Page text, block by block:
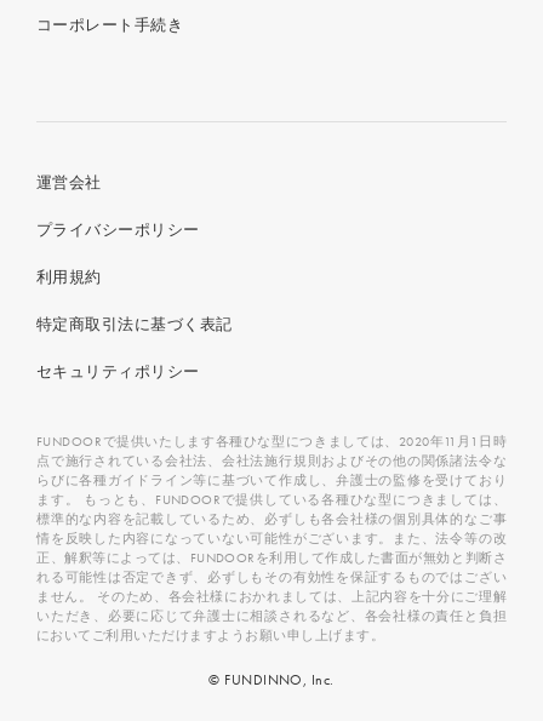
コーポレート手続き
運営会社
プライバシーポリシー
利用規約
特定商取引法に基づく表記
セキュリティポリシー
FUNDOORで提供いたします各種ひな型につきましては、2020年11月1日時
点で施行されている会社法、会社法施行規則およびその他の関係諸法令な
らびに各種ガイドライン等に基づいて作成し、弁護士の監修を受けており
ます。 もっとも、FUNDOORで提供している各種ひな型につきましては、
標準的な内容を記載しているため、必ずしも各会社様の個別具体的なご事
情を反映した内容になっていない可能性がございます。また、法令等の改
正、解釈等によっては、FUNDOORを利用して作成した書面が無効と判断さ
れる可能性は否定できず、必ずしもその有効性を保証するものではござい
ません。 そのため、各会社様におかれましては、上記内容を十分にご理解
いただき、必要に応じて弁護士に相談されるなど、各会社様の責任と負担
においてご利用いただけますようお願い申し上げます。
© FUNDINNO, Inc.